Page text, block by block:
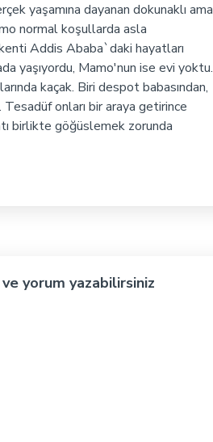
yaşamına dayanan dokunaklı ama
normal koşullarda asla
Addis Ababa`daki hayatları
yaşıyordu, Mamo'nun ise evi yoktu.
kaçak. Biri despot babasından,
onları bir araya getirince
birlikte göğüslemek zorunda
yorum yazabilirsiniz